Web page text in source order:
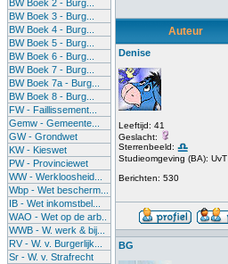
BW Boek 2 - Burg...
BW Boek 3 - Burg...
BW Boek 4 - Burg...
BW Boek 5 - Burg...
BW Boek 6 - Burg...
BW Boek 7 - Burg...
BW Boek 7a - Burg...
BW Boek 8 - Burg...
FW - Faillissement...
Gemw - Gemeente...
GW - Grondwet
KW - Kieswet
PW - Provinciewet
WW - Werkloosheid...
Wbp - Wet bescherm...
IB - Wet inkomstbel...
WAO - Wet op de arb..
WWB - W. werk & bij...
RV - W. v. Burgerlijk...
Sr - W. v. Strafrecht
Auteur
Denise
Leeftijd: 41
Geslacht:
Sterrenbeeld:
Studieomgeving (BA): UvT
Berichten: 530
BG